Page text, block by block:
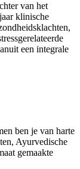
van het
klinische
een integrale
ben je van harte
Ayurvedische
gemaakte